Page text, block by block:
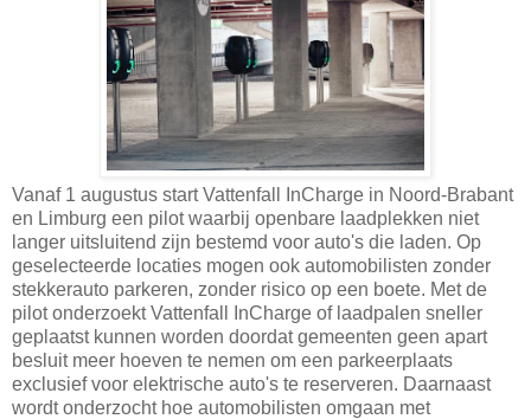
Vanaf 1 augustus start Vattenfall InCharge in Noord-Brabant
en Limburg een pilot waarbij openbare laadplekken niet
langer uitsluitend zijn bestemd voor auto's die laden. Op
geselecteerde locaties mogen ook automobilisten zonder
stekkerauto parkeren, zonder risico op een boete. Met de
pilot onderzoekt Vattenfall InCharge of laadpalen sneller
geplaatst kunnen worden doordat gemeenten geen apart
besluit meer hoeven te nemen om een parkeerplaats
exclusief voor elektrische auto's te reserveren. Daarnaast
wordt onderzocht hoe automobilisten omgaan met